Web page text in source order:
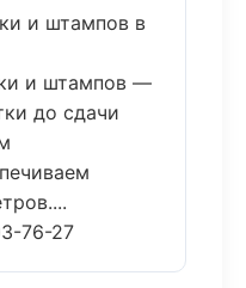
и штампов в
и штампов —
до сдачи
76-27